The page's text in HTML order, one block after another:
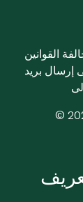
القوانين
إرسال بريد